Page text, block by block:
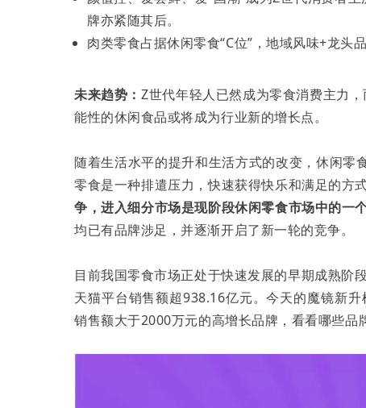
牌亦紧随其后。
肉类零食占据休闲零食“C位”，地域风味+龙头
未来趋势：Z世代年轻人已然成为零食消费主力
能性的休闲食品或将成为行业新的增长点。
随着生活水平的提升和生活方式的改变，休闲零
零食是一种排遣压力，快速获得快乐和满足的方式
争，进入细分市场是现阶段休闲零食市场中的一
均已有品牌涉足，并逐渐开启了新一轮的竞争。
目前我国零食市场正处于快速发展的早期成熟
天猫平台销售额超938.16亿元。今天的魔镜新
销售额大于2000万元的高增长品牌，看看哪些品